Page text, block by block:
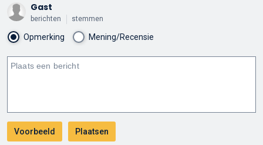
Gast
berichten stemmen
Opmerking Mening/Recensie